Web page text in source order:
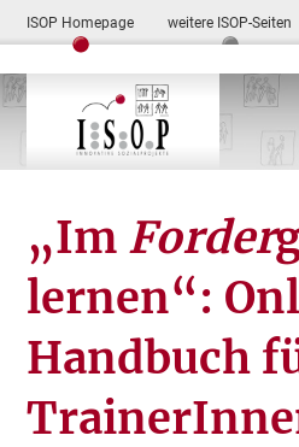
ISOP Homepage weitere ISOP-Seiten
„Im Forder
lernen“:
Handbuch